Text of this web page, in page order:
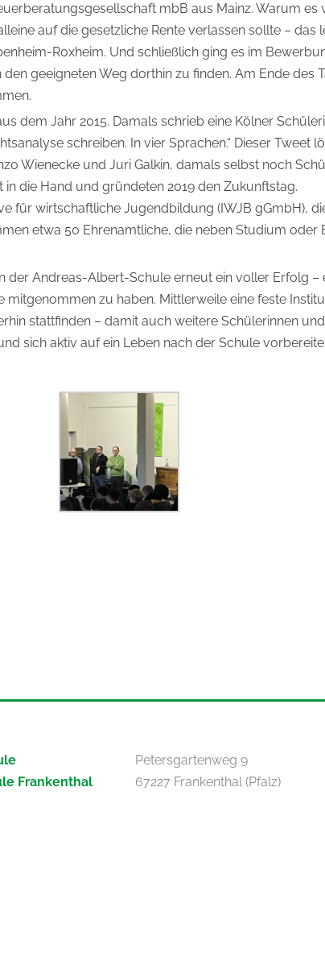
mbB aus Mainz. Warum es
auf die gesetzliche Rente verlassen sollte – das
Roxheim. Und schließlich ging es im
geeigneten Weg dorthin zu finden. Am Ende des
dem Jahr 2015. Damals schrieb eine Kölner
schreiben. In vier Sprachen.“ Dieser Tweet
Wienecke und Juri Galkin, damals selbst noch
die Hand und gründeten 2019 den Zukunftstag.
für wirtschaftliche Jugendbildung (IWJB gGmbH),
etwa 50 Ehrenamtliche, die neben Studium oder
Andreas-Albert-Schule erneut ein voller Erfolg –
mitgenommen zu haben. Mittlerweile eine feste
stattfinden – damit auch weitere Schülerinnen
sich aktiv auf ein Leben nach der Schule
Frankenthal
Petersgartenweg 9
67227 Frankenthal (Pfalz)